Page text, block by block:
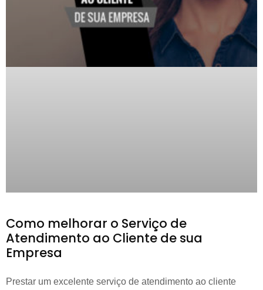
Como melhorar o Serviço de
Atendimento ao Cliente de sua
Empresa
Prestar um excelente serviço de atendimento ao cliente